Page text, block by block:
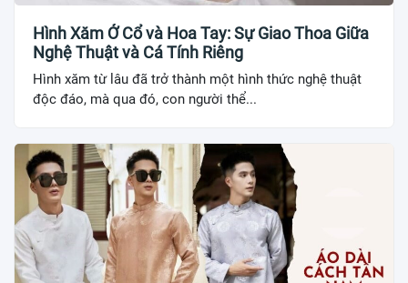
Hình Xăm Ở Cổ và Hoa Tay: Sự Giao Thoa Giữa
Nghệ Thuật và Cá Tính Riêng
Hình xăm từ lâu đã trở thành một hình thức nghệ thuật
độc đáo, mà qua đó, con người thể...